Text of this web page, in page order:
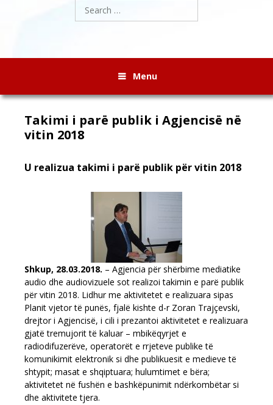
for:
Menu
Takimi i parë publik i Agjencisë në
vitin 2018
U realizua takimi i parë publik për vitin 2018
Shkup, 28.03.2018. – Agjencia për shërbime mediatike
audio dhe audiovizuele sot realizoi takimin e parë publik
për vitin 2018. Lidhur me aktivitetet e realizuara sipas
Planit vjetor të punës, fjalë kishte d-r Zoran Trajçevski,
drejtor i Agjencisë, i cili i prezantoi aktivitetet e realizuara
gjatë tremujorit të kaluar – mbikëqyrjet e
radiodifuzerëve, operatorët e rrjeteve publike të
komunikimit elektronik si dhe publikuesit e medieve të
shtypit; masat e shqiptuara; hulumtimet e bëra;
aktivitetet në fushën e bashkëpunimit ndërkombëtar si
dhe aktivitete tjera.